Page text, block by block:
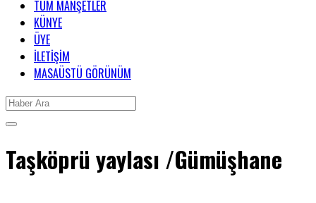
TÜM MANŞETLER
KÜNYE
ÜYE
İLETİŞİM
MASAÜSTÜ GÖRÜNÜM
Taşköprü yaylası /Gümüşhane